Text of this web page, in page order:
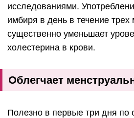
исследованиями.
имбиря в день в течение трех
существенно уменьшает
холестерина в крови.
Облегчает
Полезно в первые три дня по